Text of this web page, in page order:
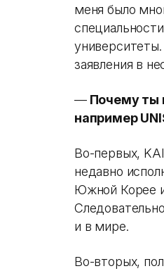
меня было
заявления в
—Почему ты
например
Во-первых,
недавно
Южной Корее
и в мире.
Во-вторых,